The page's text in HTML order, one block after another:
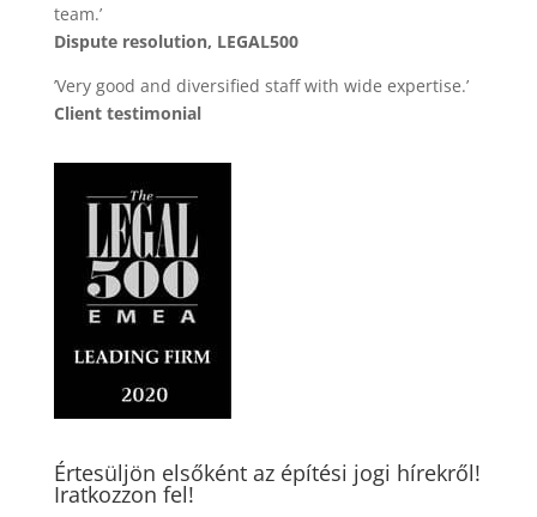
team.’
Dispute resolution, LEGAL500
’Very good and diversified staff with wide expertise.’
Client testimonial
Értesüljön elsőként az építési jogi hírekről!
Iratkozzon fel!